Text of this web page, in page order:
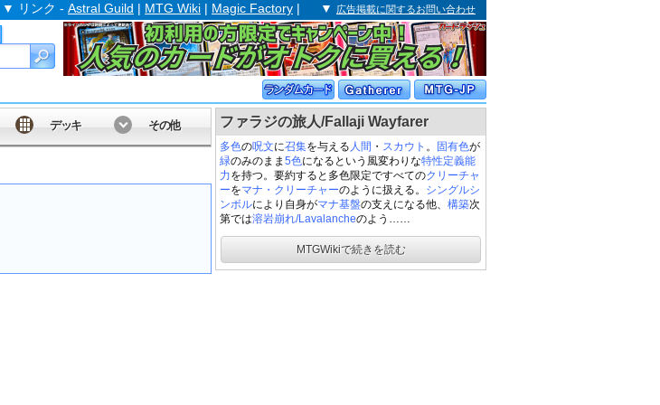
▼ リンク - Astral Guild | MTG Wiki | Magic Factory | ▼ 広告掲載に関するお問い合わせ
ファラジの旅人/Fallaji Wayfarer
多色の呪文に召集を与える 人間 ・ スカウト 。 固有色が
緑のみのまま 5色になるという風変わりな特性定義能
力を持つ。要約すると多色限定ですべてのクリーチャ
ーをマナ・クリーチャーのように扱える。 シングルシ
ンボルにより自身がマナ基盤の支えになる他、 構築次
第では溶岩崩れ/Lavalancheのよう……
MTGWikiで続きを読む
デッキ その他